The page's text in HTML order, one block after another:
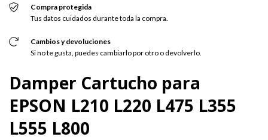
Compra protegida
Tus datos cuidados durante toda la compra.
Cambios y devoluciones
Si no te gusta, puedes cambiarlo por otro o devolverlo.
Damper Cartucho para
EPSON L210 L220 L475 L355
L555 L800